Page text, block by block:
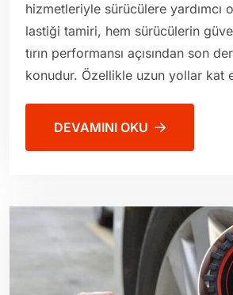
hizmetleriyle sürücülere yardımcı
lastiği tamiri, hem sürücülerin
tırın performansı açısından son
konudur. Özellikle uzun yollar kat
DEVAMINI OKU